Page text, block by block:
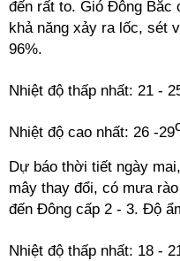
đến rất to. Gió Đông Bắc
khả năng xảy ra lốc, sét
96%.
Nhiệt độ thấp nhất: 21 -
Nhiệt độ cao nhất: 26 -29
Dự báo thời tiết ngày
mây thay đổi, có mưa
đến Đông cấp 2 - 3. Độ
Nhiệt độ thấp nhất: 18 -